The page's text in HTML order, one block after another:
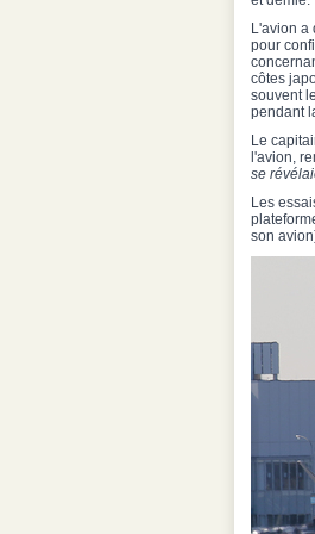
L'avion a
pour
côtes
souvent
pendant
Le
l'avion,
se
Les
son